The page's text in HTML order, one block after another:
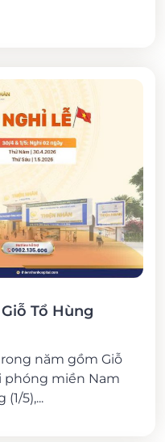
Tổ Hùng
năm gồm Giỗ
phóng miền Nam
5),...